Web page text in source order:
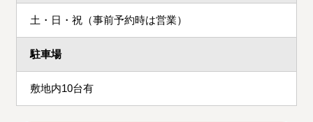
土・日・祝（事前予約時は営業）
駐車場
敷地内10台有